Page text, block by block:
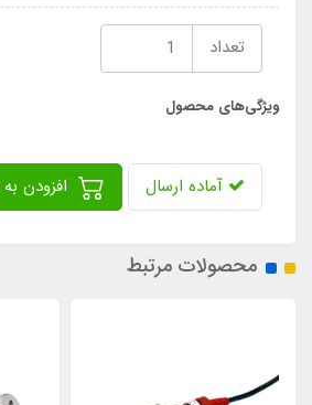
تعداد
ویژگی‌های محصول
آماده ارسال
محصولات مرتبط